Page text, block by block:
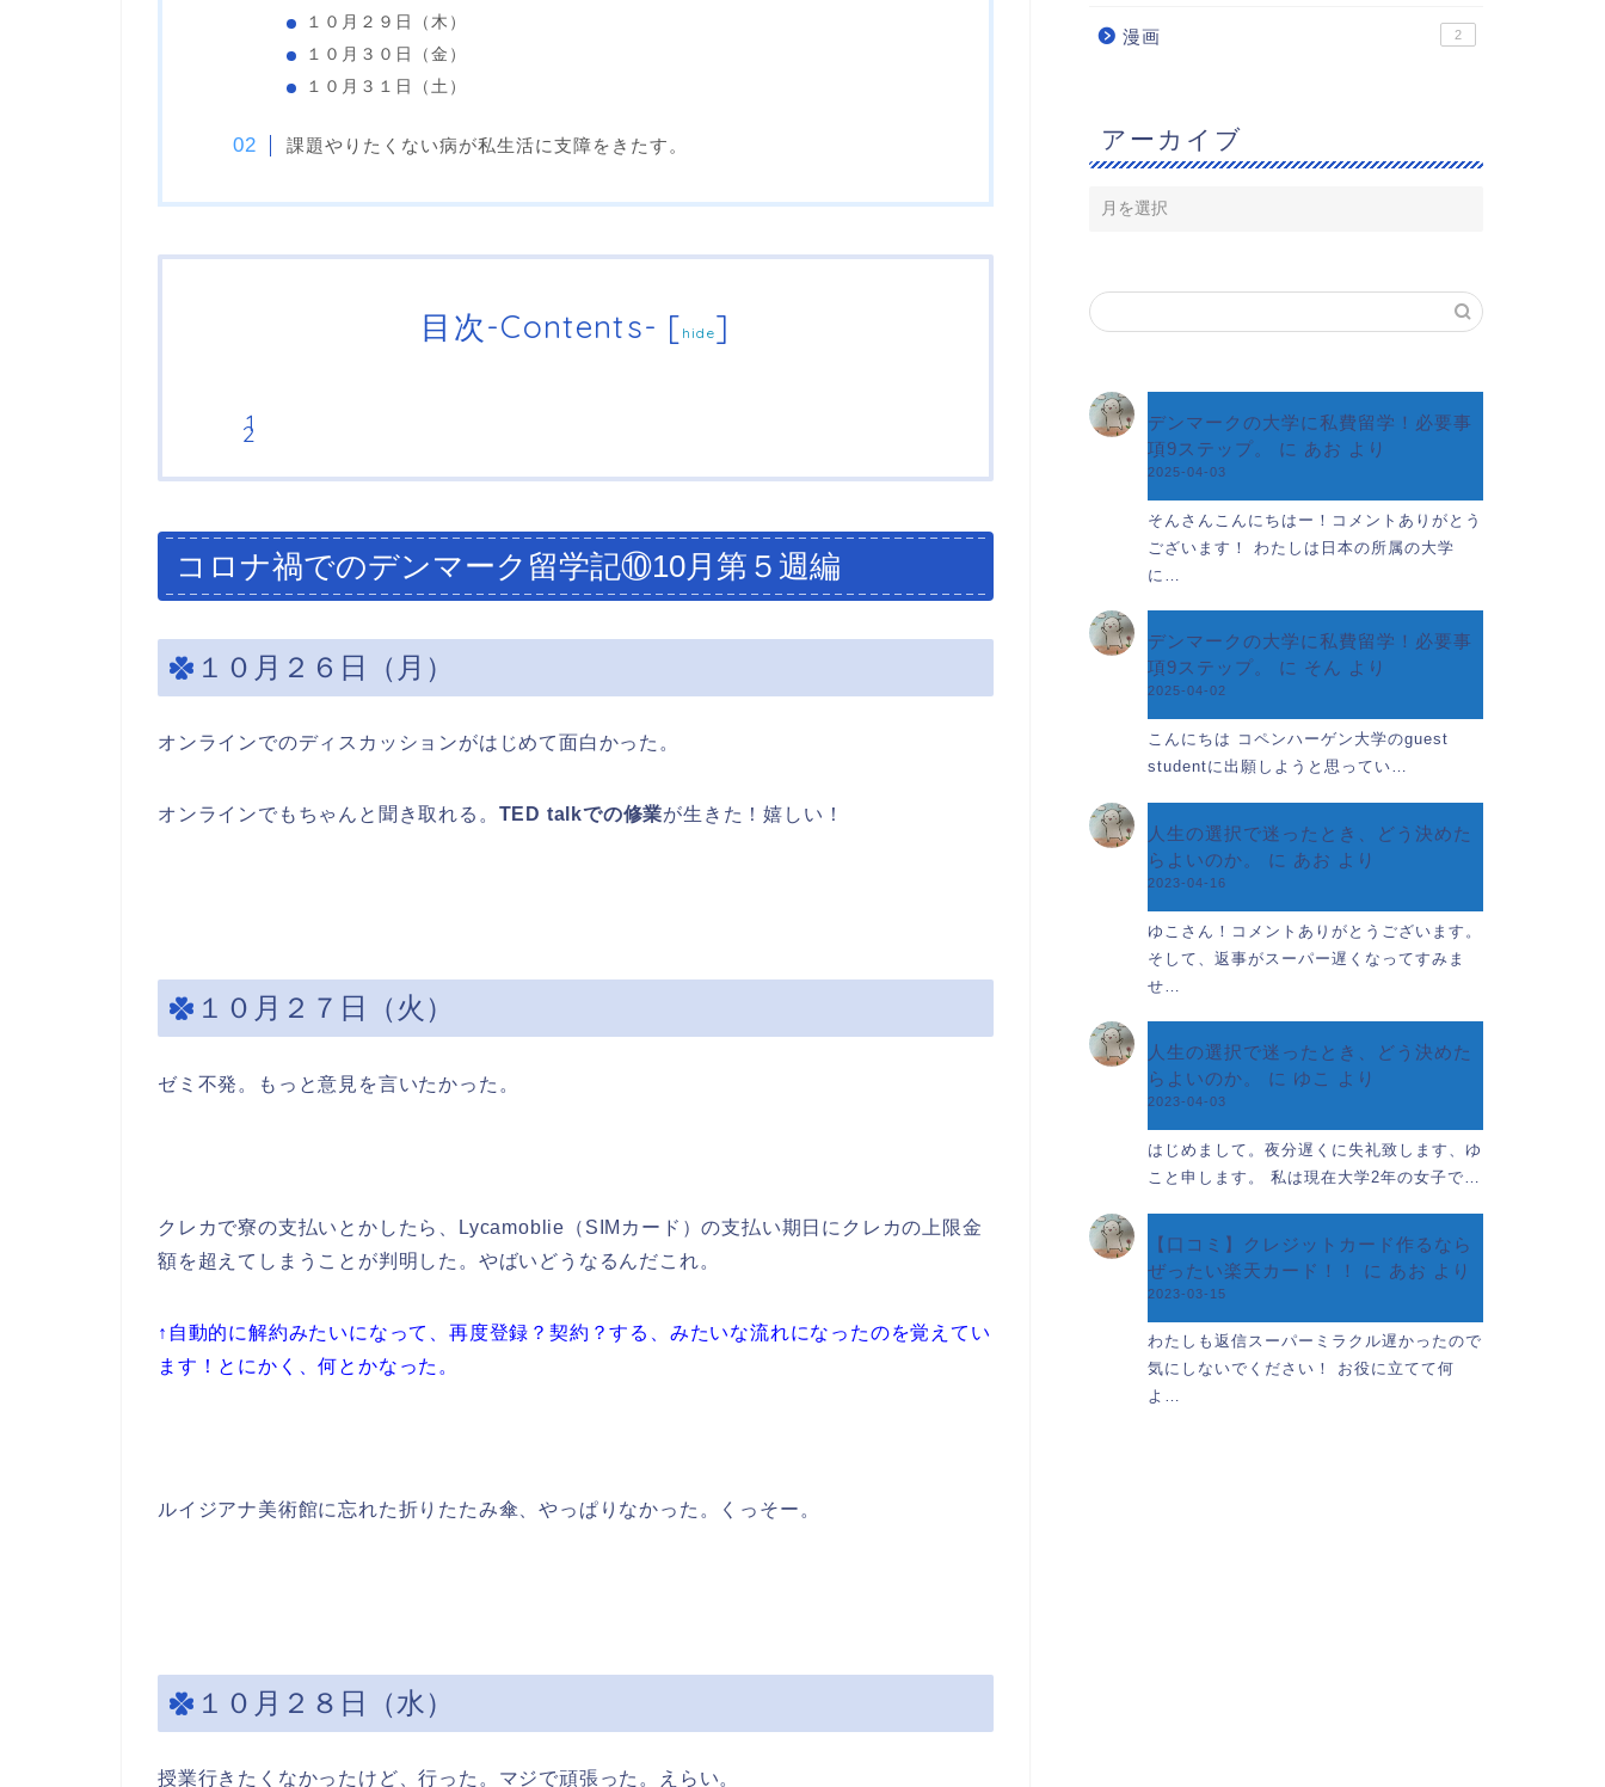
１０月２９日（木）
１０月３０日（金）
１０月３１日（土）
課題やりたくない病が私生活に支障をきたす。
目次-Contents- [ hide]
コロナ禍でのデンマーク留学記⑩10月第５週編
１０月２６日（月）
オンラインでのディスカッションがはじめて面白かった。
オンラインでもちゃんと聞き取れる。 TED talkでの修業が生きた！嬉しい！
１０月２７日（火）
ゼミ不発。もっと意見を言いたかった。
クレカで寮の支払いとかしたら、Lycamoblie（SIMカード）の支払い期日にクレカの上限金
額を超えてしまうことが判明した。やばいどうなるんだこれ。
↑自動的に解約みたいになって、再度登録？契約？する、みたいな流れになったのを覚えてい
ます！とにかく、何とかなった。
ルイジアナ美術館に忘れた折りたたみ傘、やっぱりなかった。くっそー。
１０月２８日（水）
授業行きたくなかったけど、行った。マジで頑張った。えらい。
漫画 2
アーカイブ
デンマークの大学に私費留学！必要事
項9ステップ。
に あお より
2025-04-03
そんさんこんにちはー！コメントありがとう
ございます！ わたしは日本の所属の大学
に…
デンマークの大学に私費留学！必要事
項9ステップ。
に そん より
2025-04-02
こんにちは コペンハーゲン大学のguest
studentに出願しようと思ってい…
人生の選択で迷ったとき、どう決めた
らよいのか。
に あお より
2023-04-16
ゆこさん！コメントありがとうございます。
そして、返事がスーパー遅くなってすみま
せ…
人生の選択で迷ったとき、どう決めた
らよいのか。
に ゆこ より
2023-04-03
はじめまして。夜分遅くに失礼致します、ゆ
こと申します。 私は現在大学2年の女子で…
【口コミ】クレジットカード作るなら
ぜったい楽天カード！！
に あお より
2023-03-15
わたしも返信スーパーミラクル遅かったので
気にしないでください！ お役に立てて何
よ…